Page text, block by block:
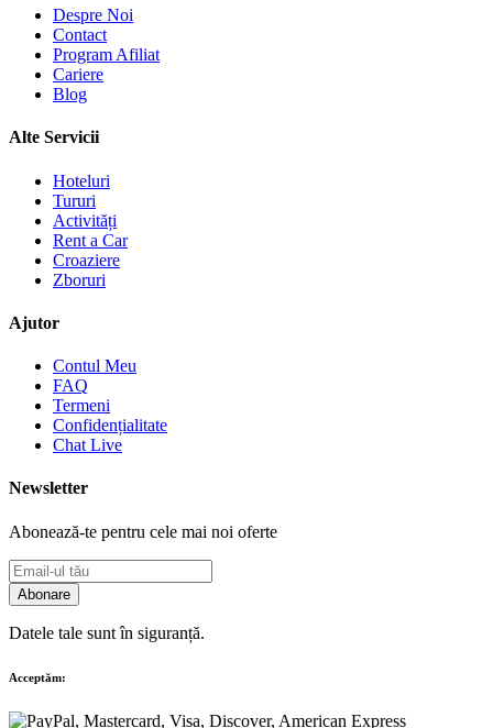
Despre Noi
Contact
Program Afiliat
Cariere
Blog
Alte Servicii
Hoteluri
Tururi
Activități
Rent a Car
Croaziere
Zboruri
Ajutor
Contul Meu
FAQ
Termeni
Confidențialitate
Chat Live
Newsletter
Abonează-te pentru cele mai noi oferte
Abonare
Datele tale sunt în siguranță.
Acceptăm: